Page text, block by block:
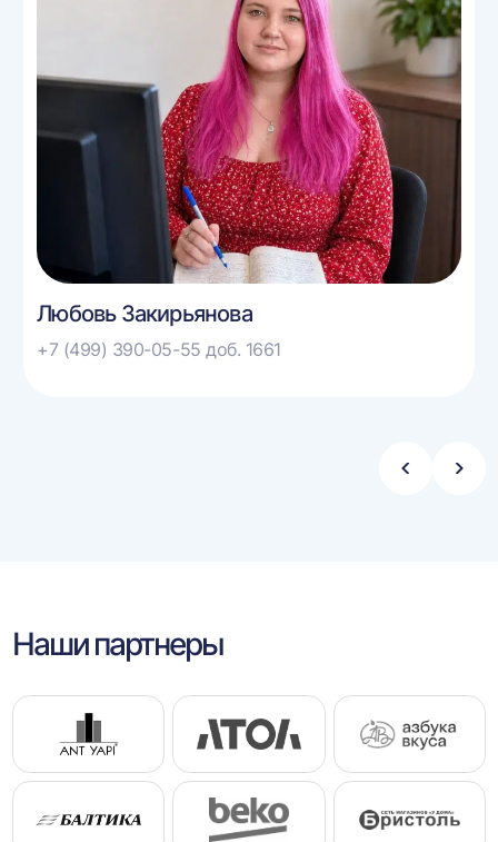
Любовь Закирьянова
+7 (499) 390-05-55 доб. 1661
Стрелка
Наши партнеры